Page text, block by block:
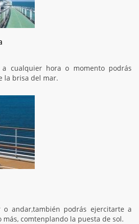
cualquier hora o momento podrás
la brisa del mar.
andar,también podrás ejercitarte a
comtenplando la puesta de sol.